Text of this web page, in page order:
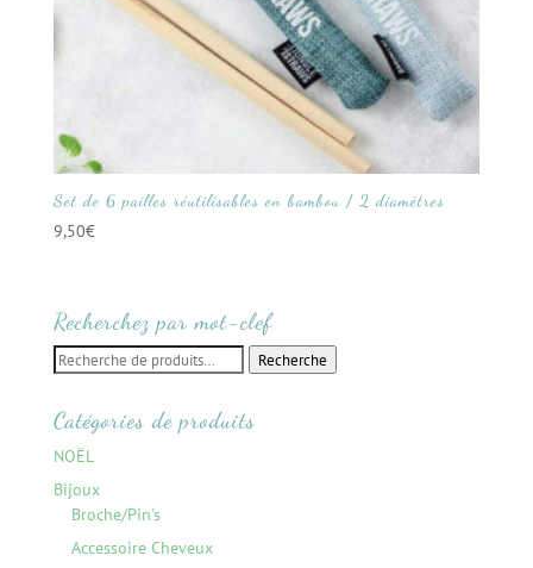
Set de 6 pailles réutilisables en bambou / 2 diamètres
9,50€
Recherchez par mot-clef
Recherche
Recherche
Catégories de produits
NOËL
Bijoux
Broche/Pin's
Accessoire Cheveux